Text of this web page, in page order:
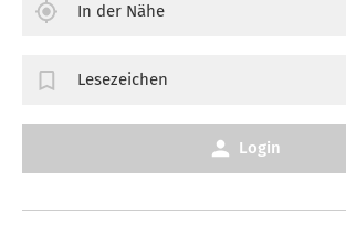
In der Nähe
Lesezeichen
Login